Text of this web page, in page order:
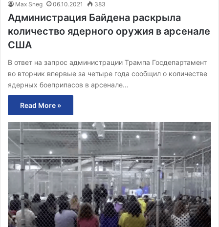
Max Sneg 06.10.2021 383
Администрация Байдена раскрыла
количество ядерного оружия в арсенале
США
В ответ на запрос администрации Трампа Госдепартамент
во вторник впервые за четыре года сообщил о количестве
ядерных боеприпасов в арсенале…
Read More »